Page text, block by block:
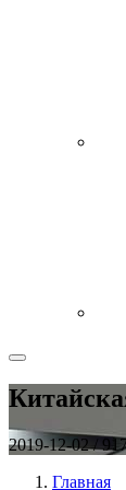
2019-12-02 /
Главная